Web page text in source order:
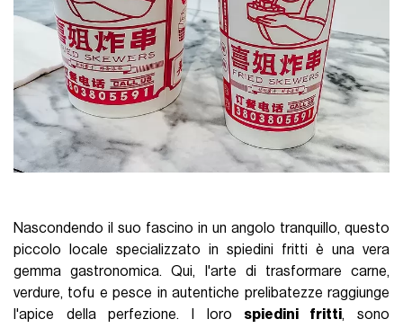
Nascondendo il suo fascino in un angolo tranquillo, questo
piccolo locale specializzato in spiedini fritti è una vera
gemma gastronomica. Qui, l'arte di trasformare carne,
verdure, tofu e pesce in autentiche prelibatezze raggiunge
l'apice della perfezione. I loro spiedini fritti, sono